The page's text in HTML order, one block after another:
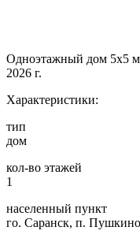
Одноэтажный дом 5х5
2026 г.
Характеристики:
тип
дом
кол-во этажей
1
населенный пункт
го. Саранск, п. Пушкино